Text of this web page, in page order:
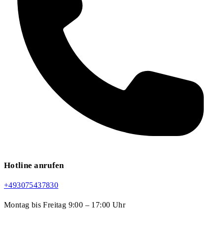
Hotline anrufen
+493075437830
Montag bis Freitag 9:00 – 17:00 Uhr